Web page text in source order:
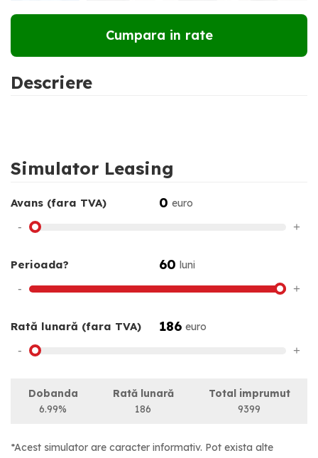
Cumpara in rate
Descriere
Simulator Leasing
Avans (fara TVA) 0 euro
- +
Perioada? 60 luni
- +
Rată lunară (fara TVA) 186 euro
- +
Dobanda
6.99%
Rată lunară
186
Total imprumut
9399
*Acest simulator are caracter informativ. Pot exista alte